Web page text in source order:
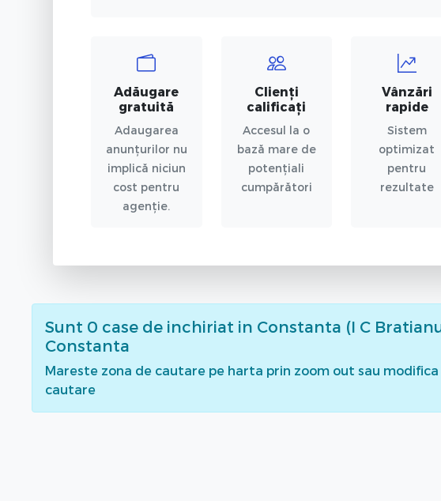
Adăugare
gratuită
Adaugarea
anunțurilor nu
implică niciun
cost pentru
agenție.
Clienți
calificați
Accesul la o
bază mare de
potențiali
cumpărători
Vânzări
rapide
Sistem
optimizat
pentru
rezultate
Sunt 0 case de inchiriat in Constanta (I C
Constanta
Mareste zona de cautare pe harta prin zoom out sau
cautare